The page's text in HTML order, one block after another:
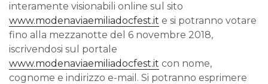
interamente visionabili online sul sito
www.modenaviaemiliadocfest.it e si potranno votare
fino alla mezzanotte del 6 novembre 2018,
iscrivendosi sul portale
www.modenaviaemiliadocfest.it con nome,
cognome e indirizzo e-mail. Si potranno esprimere